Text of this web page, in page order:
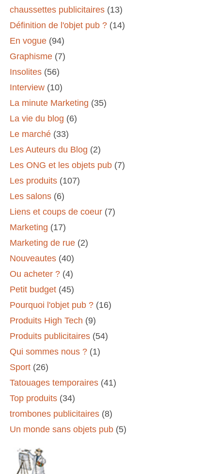
chaussettes publicitaires (13)
Définition de l'objet pub ? (14)
En vogue (94)
Graphisme (7)
Insolites (56)
Interview (10)
La minute Marketing (35)
La vie du blog (6)
Le marché (33)
Les Auteurs du Blog (2)
Les ONG et les objets pub (7)
Les produits (107)
Les salons (6)
Liens et coups de coeur (7)
Marketing (17)
Marketing de rue (2)
Nouveautes (40)
Ou acheter ? (4)
Petit budget (45)
Pourquoi l'objet pub ? (16)
Produits High Tech (9)
Produits publicitaires (54)
Qui sommes nous ? (1)
Sport (26)
Tatouages temporaires (41)
Top produits (34)
trombones publicitaires (8)
Un monde sans objets pub (5)